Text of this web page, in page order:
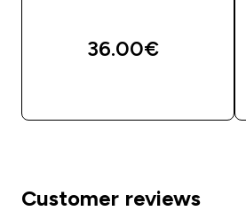
36.00€‎
Customer reviews